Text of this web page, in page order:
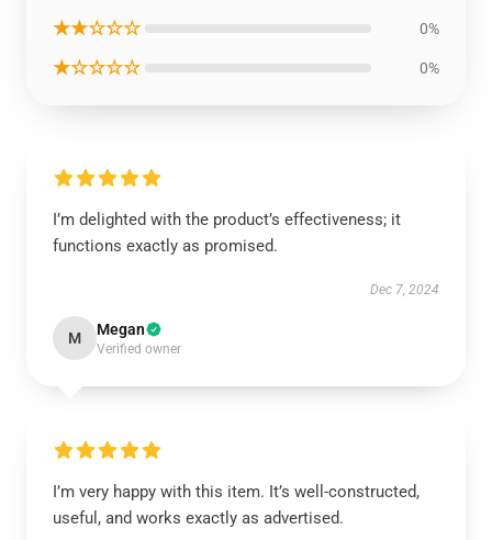
★★☆☆☆ 0%
★☆☆☆☆ 0%
I’m delighted with the product’s effectiveness; it
functions exactly as promised.
Dec 7, 2024
M Megan
Verified owner
I’m very happy with this item. It’s well-constructed,
useful, and works exactly as advertised.